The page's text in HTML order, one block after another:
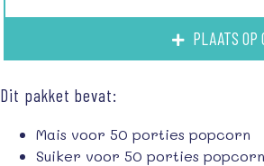
PLAATS OP
Dit pakket bevat:
Mais voor 50 porties popcorn
Suiker voor 50 porties popcorn